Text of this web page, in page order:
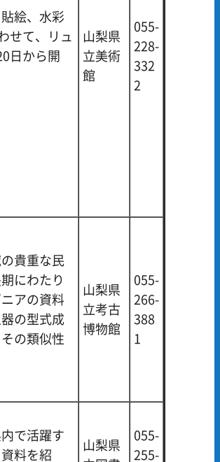
絵、水彩
せて、リュ
日から開
山梨県
立美術
館
055-
228-
332
2
貴重な民
にわたり
アの資料
の型式成
の類似性
山梨県
立考古
博物館
055-
266-
388
1
で活躍す
料を紹
山梨県
055-
255-